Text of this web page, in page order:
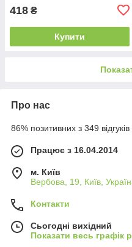
418 ₴
Купити
Про нас
86% позитивних з 349 відгуків
Працює з 16.04.2014
м. Київ
Вербова, 19, Київ,
Контакти
Сьогодні вихідний
Показати весь графік